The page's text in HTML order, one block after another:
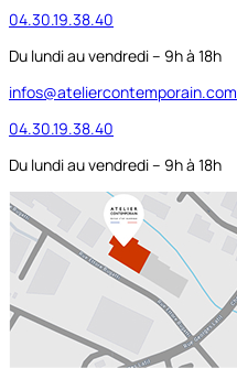
04.30.19.38.40
Du lundi au vendredi – 9h à 18h
infos@ateliercontemporain.com
04.30.19.38.40
Du lundi au vendredi – 9h à 18h